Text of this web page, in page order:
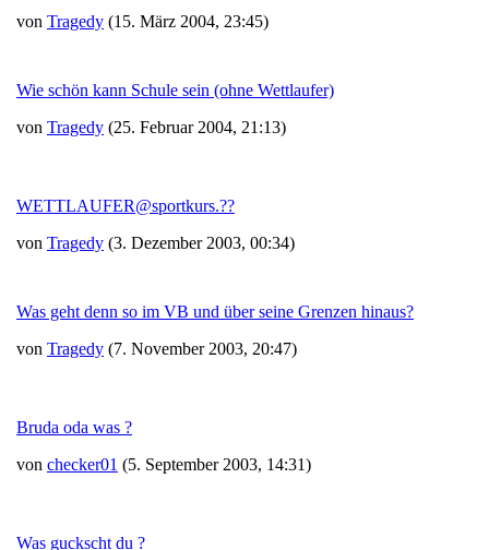
von Tragedy (15. März 2004, 23:45)
Wie schön kann Schule sein (ohne Wettlaufer)
von Tragedy (25. Februar 2004, 21:13)
WETTLAUFER@sportkurs.??
von Tragedy (3. Dezember 2003, 00:34)
Was geht denn so im VB und über seine Grenzen hinaus?
von Tragedy (7. November 2003, 20:47)
Bruda oda was ?
von checker01 (5. September 2003, 14:31)
Was guckscht du ?